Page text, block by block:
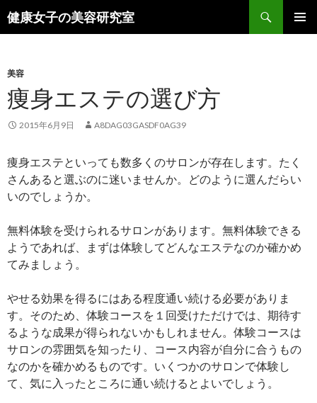
健康女子の美容研究室
索
ン
ツ
へ
キ
プ
美容
痩身エステの選び方
2015年6月9日 A8DAG03GASDF0AG39
痩身エステといっても数多くのサロンが存在します。たく
さんあると選ぶのに迷いませんか。どのように選んだらい
いのでしょうか。
無料体験を受けられるサロンがあります。無料体験できる
ようであれば、まずは体験してどんなエステなのか確かめ
てみましょう。
やせる効果を得るにはある程度通い続ける必要がありま
す。そのため、体験コースを１回受けただけでは、期待す
るような成果が得られないかもしれません。体験コースは
サロンの雰囲気を知ったり、コース内容が自分に合うもの
なのかを確かめるものです。いくつかのサロンで体験し
て、気に入ったところに通い続けるとよいでしょう。